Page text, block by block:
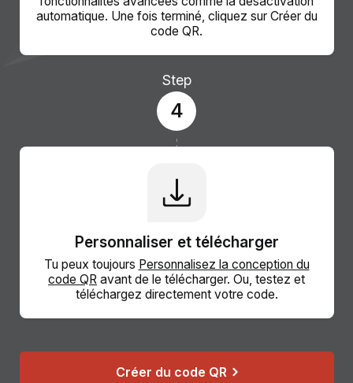
automatique. Une fois terminé, cliquez sur Créer du
code QR.
Step
4
Personnaliser et télécharger
Tu peux toujours Personnalisez la conception du
code QR avant de le télécharger. Ou, testez et
téléchargez directement votre code.
Créer du code QR